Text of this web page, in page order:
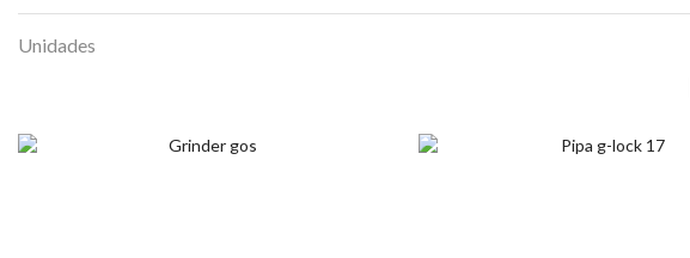
Unidades